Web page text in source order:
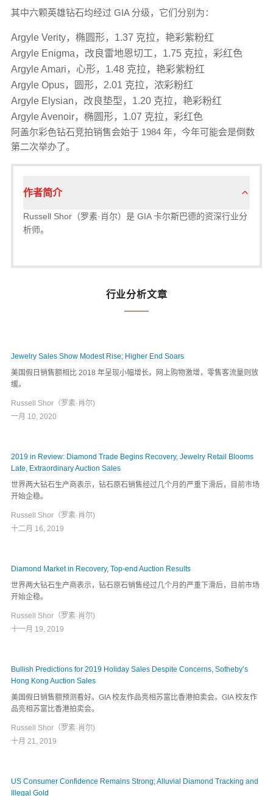
其中六颗英雄钻石均经过 GIA 分级，它们分别为：
Argyle Verity，椭圆形，1.37 克拉，艳彩紫粉红
Argyle Enigma，改良雷地恩切工，1.75 克拉，彩红色
Argyle Amari，心形，1.48 克拉，艳彩紫粉红
Argyle Opus，圆形，2.01 克拉，浓彩粉红
Argyle Elysian，改良垫型，1.20 克拉，艳彩粉红
Argyle Avenoir，椭圆形，1.07 克拉，彩红色
阿盖尔彩色钻石竞拍销售会始于 1984 年，今年可能会是倒数
第二次举办了。
作者简介
Russell Shor（罗素·肖尔）是 GIA 卡尔斯巴德的资深行业分
析师。
行业分析文章
Jewelry Sales Show Modest Rise; Higher End Soars
美国假日销售额相比 2018 年呈现小幅增长。网上购物激增，零售客流量则放
缓。
Russell Shor（罗素·肖尔)
一月 10, 2020
2019 in Review: Diamond Trade Begins Recovery, Jewelry Retail Blooms
Late, Extraordinary Auction Sales
世界两大钻石生产商表示，钻石原石销售经过几个月的严重下滑后，目前市场
开始企稳。
Russell Shor（罗素·肖尔)
十二月 16, 2019
Diamond Market in Recovery, Top-end Auction Results
世界两大钻石生产商表示，钻石原石销售经过几个月的严重下滑后，目前市场
开始企稳。
Russell Shor（罗素·肖尔)
十一月 19, 2019
Bullish Predictions for 2019 Holiday Sales Despite Concerns, Sotheby’s
Hong Kong Auction Sales
美国假日销售额预测看好。GIA 校友作品亮相苏富比香港拍卖会。GIA 校友作
品亮相苏富比香港拍卖会。
Russell Shor（罗素·肖尔)
十月 21, 2019
US Consumer Confidence Remains Strong; Alluvial Diamond Tracking and
Illegal Gold